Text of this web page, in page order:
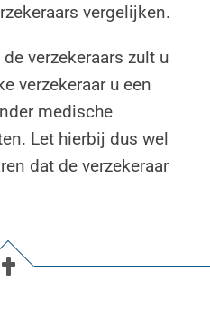
vergelijken.
verzekeraars zult u
verzekeraar u een
medische
Let hierbij dus wel
dat de verzekeraar